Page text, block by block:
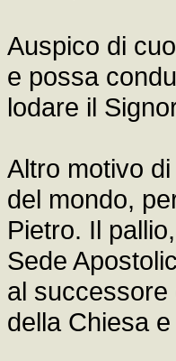
Auspico di
e possa
lodare il
Altro motivo
del mondo,
Pietro. Il
Sede
al successore
della Chiesa